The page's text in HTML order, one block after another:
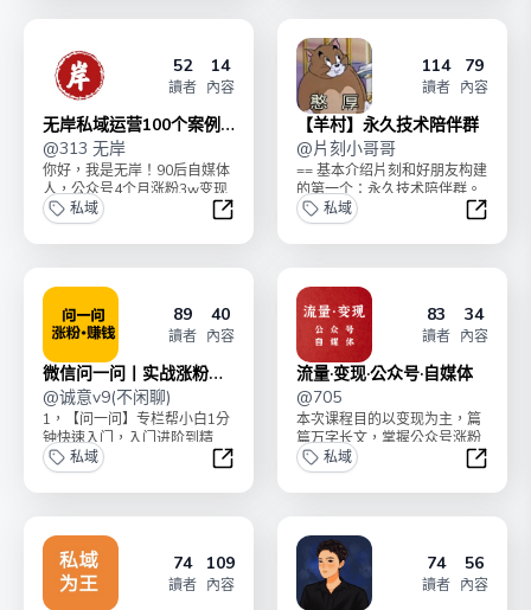
52
讀者
14
內容
无岸私域运营100个案例
库
@313 无岸
你好，我是无岸！90后自媒体
人，公众号4个月涨粉3w变现
5位数，从0开始运营知识星
球，会员人数140...
私域
无岸私域运营100个案例库
114
讀者
79
內容
【羊村】永久技术陪伴群
@片刻小哥哥
== 基本介绍片刻和好朋友构建
的第一个：永久技术陪伴群。
购买专栏后，通过加微信：
52981514...
私域
【羊
89
讀者
40
內容
微信问一问丨实战涨粉赚
钱专栏
@诚意v9(不闲聊)
1，【问一问】专栏帮小白1分
钟快速入门，入门进阶到精
通，8亿日活用户，【问一
问】的流量是不可估量的 ...
私域
微信问一问丨实战涨粉赚钱专栏
83
讀者
34
內容
流量·变现·公众号·自媒体
@705
本次课程目的以变现为主，篇
篇万字长文，掌握公众号涨粉
和运营的详细逻辑。
私域
流量·
74
讀者
109
內容
74
讀者
56
內容